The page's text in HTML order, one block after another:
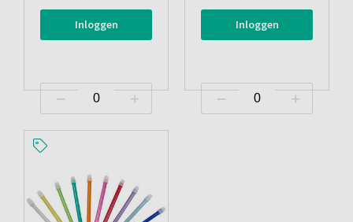
Inloggen Inloggen